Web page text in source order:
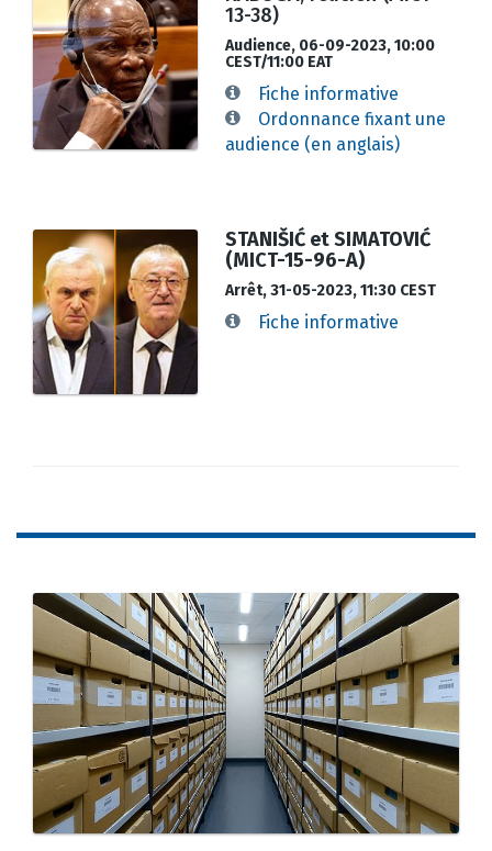
13-38)
Audience, 06-09-2023, 10:00
CEST/11:00 EAT
Fiche informative
Ordonnance fixant une
audience (en anglais)
STANIŠIĆ et SIMATOVIĆ
(MICT-15-96-A)
Arrêt, 31-05-2023, 11:30 CEST
Fiche informative